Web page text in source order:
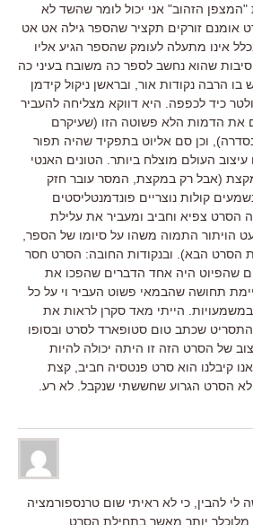
הזהוב" אני יכול לומר שהשד לא
אומנם זורקים תקציר שהספר גילה אט אט
אינו מתעלה לעומק שהספר הגיע אליו
שהוא נחשב לספר כה משובח בעיני כה
הרבה נקודות אור, ובראשן ניקול קידמן
כיד לכפפה. היא דווקא מצליחה להעביר
את הדמות הלא פשוטה הזו (שעיקרם
וכן סם אליוט בתפקיד שהיה תפור
העולם מוצלח ביותר. הטונים האנטי
(אבל רק במקצת, המסר עובר חזק
קולות נוצריים פונדמנטליסטים
הסרט צפיא וחביב ומעביר את עלילת
הויתור התמוה משהו על סיומו של הספר,
הסרט הבא). ובנקודות החובה: הסרט חסר
שהפיוט היה אחד הדברים שהפכו את
תחושה שהבמאי פשוט העביר וי על כל
הייתי מאד סקרן לראות את
שכתב טום סטופארד לסרט ובסופו
של הסרט הזה זו היתה יכולה להיות
קיבלנו הוא סרט פנטסיה חביב, קצת
לא הסרט הגרוע שחששתי שנקבל. לא רע.
לי להבין, כי לא ראיתי שום טרנספורמציה
יותר מאשר בתחילת הסרט.